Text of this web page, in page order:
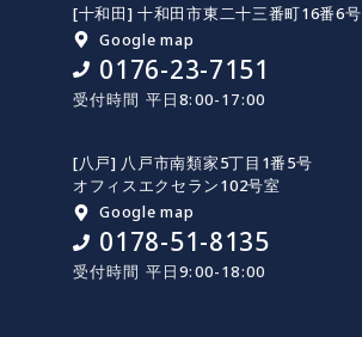
[十和田] 十和田市東二十三番町16番6号
Google map
0176-23-7151
受付時間 平日8:00-17:00
[八戸] 八戸市南類家5丁目1番5号
オフィスエクセラン102号室
Google map
0178-51-8135
受付時間 平日9:00-18:00